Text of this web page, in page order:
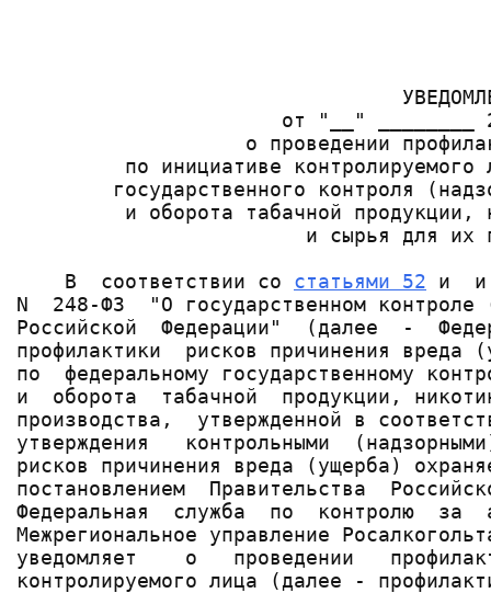
от "__" ________
о проведении
по инициативе контролируемого
государственного контроля
и оборота табачной продукции,
и сырья для их
    В  соответствии со
статьями 52 и  и
N  248-ФЗ  "О государственном контроле
Российской  Федерации"  (далее  -
профилактики  рисков причинения вреда
по  федеральному государственному
и  оборота  табачной  продукции,
производства,  утвержденной в
утверждения   контрольными
рисков причинения вреда (ущерба)
постановлением  Правительства
Федеральная  служба  по  контролю  за
Межрегиональное управление
уведомляет    о   проведении
контролируемого лица (далее -